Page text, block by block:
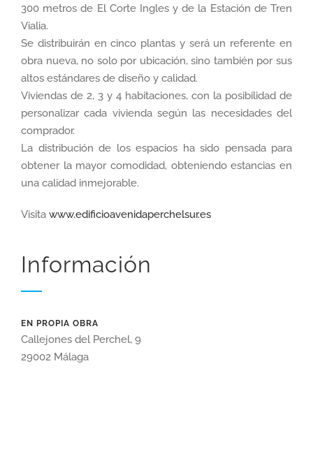
300 metros de El Corte Ingles y de la Estación de Tren
Vialia.
Se distribuirán en cinco plantas y será un referente en
obra nueva, no solo por ubicación, sino también por sus
altos estándares de diseño y calidad.
Viviendas de 2, 3 y 4 habitaciones, con la posibilidad de
personalizar cada vivienda según las necesidades del
comprador.
La distribución de los espacios ha sido pensada para
obtener la mayor comodidad, obteniendo estancias en
una calidad inmejorable.
Visita www.edificioavenidaperchelsur.es
Información
EN PROPIA OBRA
Callejones del Perchel, 9
29002 Málaga